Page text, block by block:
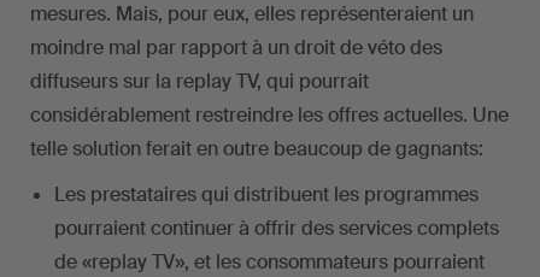
mesures. Mais, pour eux, elles représenteraient un
moindre mal par rapport à un droit de véto des
diffuseurs sur la replay TV, qui pourrait
considérablement restreindre les offres actuelles. Une
telle solution ferait en outre beaucoup de gagnants:
Les prestataires qui distribuent les programmes
pourraient continuer à offrir des services complets
de «replay TV», et les consommateurs pourraient